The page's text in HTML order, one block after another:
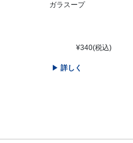
ガラスープ
¥340(税込)
詳しく